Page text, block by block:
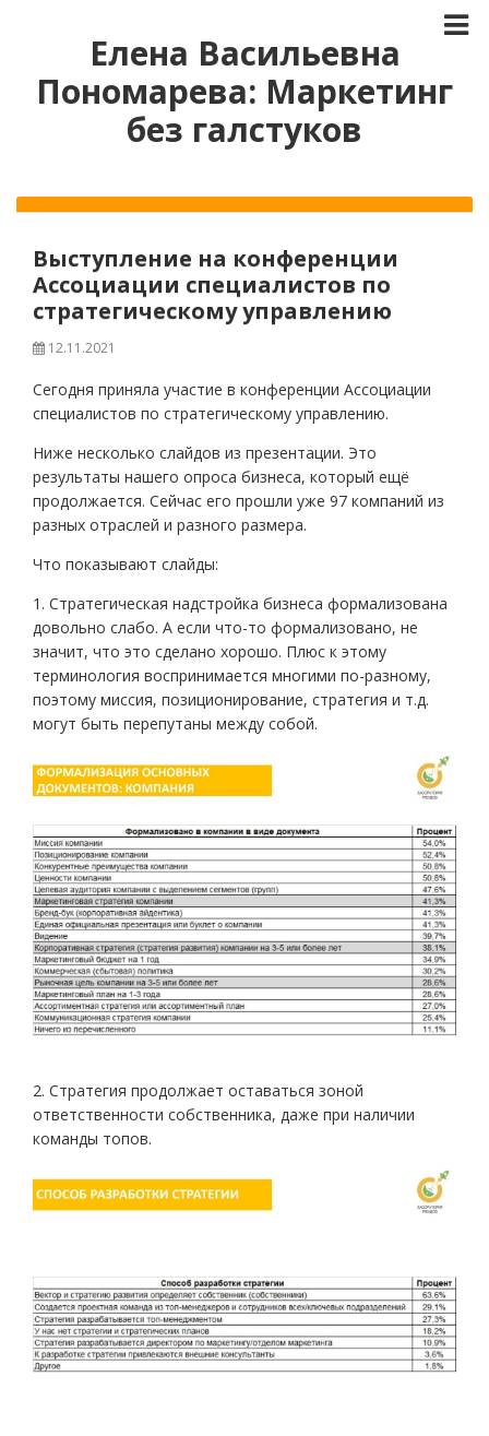
Елена Васильевна
Пономарева: Маркетинг
без галстуков
Выступление на конференции
Ассоциации специалистов по
стратегическому управлению
12.11.2021
Сегодня приняла участие в конференции Ассоциации
специалистов по стратегическому управлению.
Ниже несколько слайдов из презентации. Это
результаты нашего опроса бизнеса, который ещё
продолжается. Сейчас его прошли уже 97 компаний из
разных отраслей и разного размера.
Что показывают слайды:
1. Стратегическая надстройка бизнеса формализована
довольно слабо. А если что-то формализовано, не
значит, что это сделано хорошо. Плюс к этому
терминология воспринимается многими по-разному,
поэтому миссия, позиционирование, стратегия и т.д.
могут быть перепутаны между собой.
2. Стратегия продолжает оставаться зоной
ответственности собственника, даже при наличии
команды топов.